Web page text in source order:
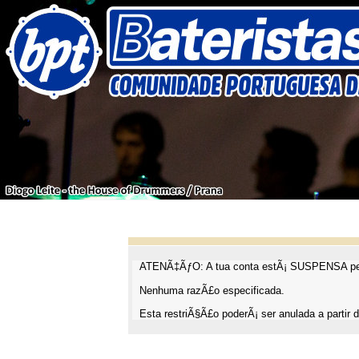
ATENÃ‡ÃƒO: A tua conta estÃ¡ SUSPENSA
Nenhuma razÃ£o especificada.
Esta restriÃ§Ã£o poderÃ¡ ser anulada a partir